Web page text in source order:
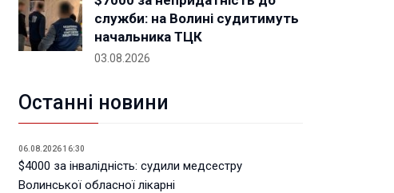
служби: на Волині судитимуть
начальника ТЦК
03.08.2026
Останні новини
06.08.2026 16:30
$4000 за інвалідність: судили медсестру
Волинської обласної лікарні